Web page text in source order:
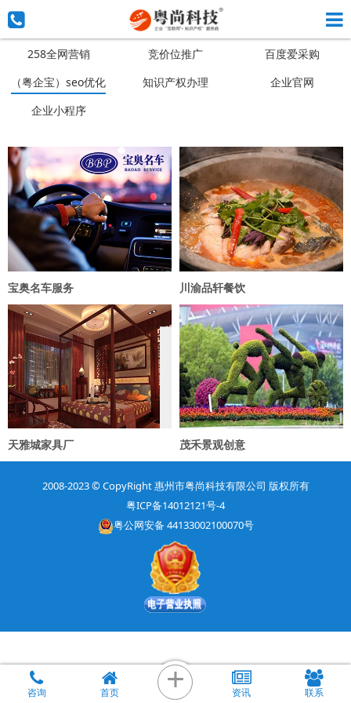
258全网营销 竞价位推广
百度爱采购
（粤企宝）seo优化
知识产权办理
企业官网
企业小程序
宝奥名车服务 川渝品轩餐饮
天雅城家具厂 茂禾景观创意
2008-2023© CopyRight惠州市粤尚科技有限公司 版权所有
粤ICP备14012121号-4
粤公网安备 44133002100070号
咨询 首页 + 资讯 联系